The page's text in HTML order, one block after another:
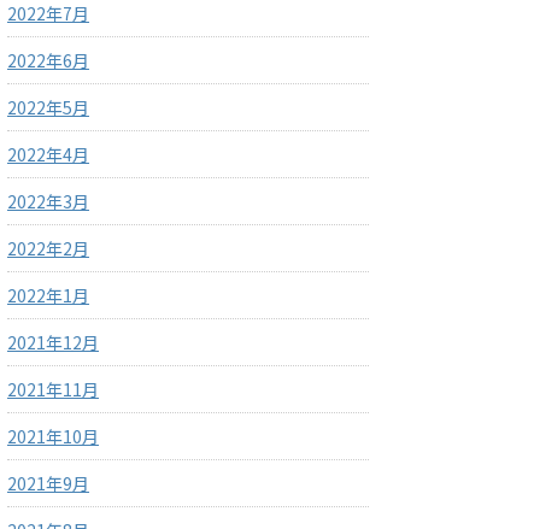
2022年7月
2022年6月
2022年5月
2022年4月
2022年3月
2022年2月
2022年1月
2021年12月
2021年11月
2021年10月
2021年9月